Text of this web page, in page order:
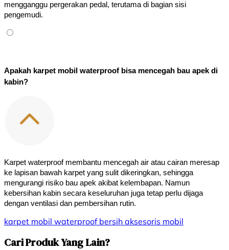
mengganggu pergerakan pedal, terutama di bagian sisi
pengemudi.
Apakah karpet mobil waterproof bisa mencegah bau apek di
kabin?
Karpet waterproof membantu mencegah air atau cairan meresap
ke lapisan bawah karpet yang sulit dikeringkan, sehingga
mengurangi risiko bau apek akibat kelembapan. Namun
kebersihan kabin secara keseluruhan juga tetap perlu dijaga
dengan ventilasi dan pembersihan rutin.
karpet mobil waterproof bersih aksesoris mobil
Cari Produk Yang Lain?